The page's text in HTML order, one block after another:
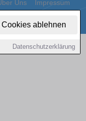
ablehnen
Datenschutzerklärung
Uns Impressum
Content by: 1a-sites-autos